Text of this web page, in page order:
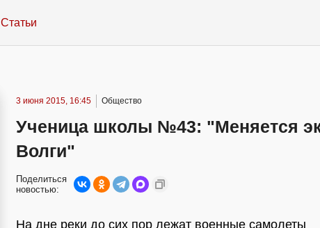
Статьи
3 июня 2015, 16:45 Общество
Ученица школы №43: "Меняется
Волги"
Поделиться
новостью:
На дне реки до сих пор лежат военные самолеты